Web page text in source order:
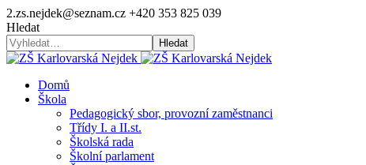
2.zs.nejdek@seznam.cz +420 353 825 039
Hledat
Hledat
Domů
Škola
Pedagogický sbor, provozní zaměstnanci
Třídy I. a II.st.
Školská rada
Školní parlament